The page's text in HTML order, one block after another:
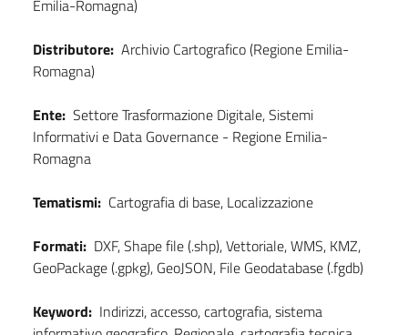
Emilia-Romagna)
Distributore: Archivio Cartografico (Regione Emilia-
Romagna)
Ente: Settore Trasformazione Digitale, Sistemi
Informativi e Data Governance - Regione Emilia-
Romagna
Tematismi: Cartografia di base, Localizzazione
Formati: DXF, Shape file (.shp), Vettoriale, WMS, KMZ,
GeoPackage (.gpkg), GeoJSON, File Geodatabase (.fgdb)
Keyword: Indirizzi, accesso, cartografia, sistema